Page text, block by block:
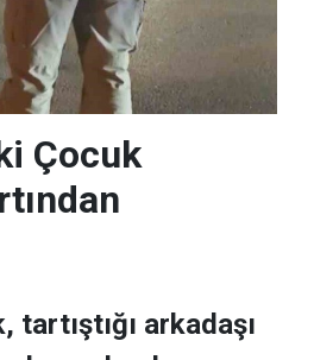
Çocuk
arkadaşı